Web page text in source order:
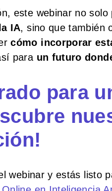
este webinar no solo
IA, sino que también
cómo incorporar
para un futuro
para
webinar y estás listo